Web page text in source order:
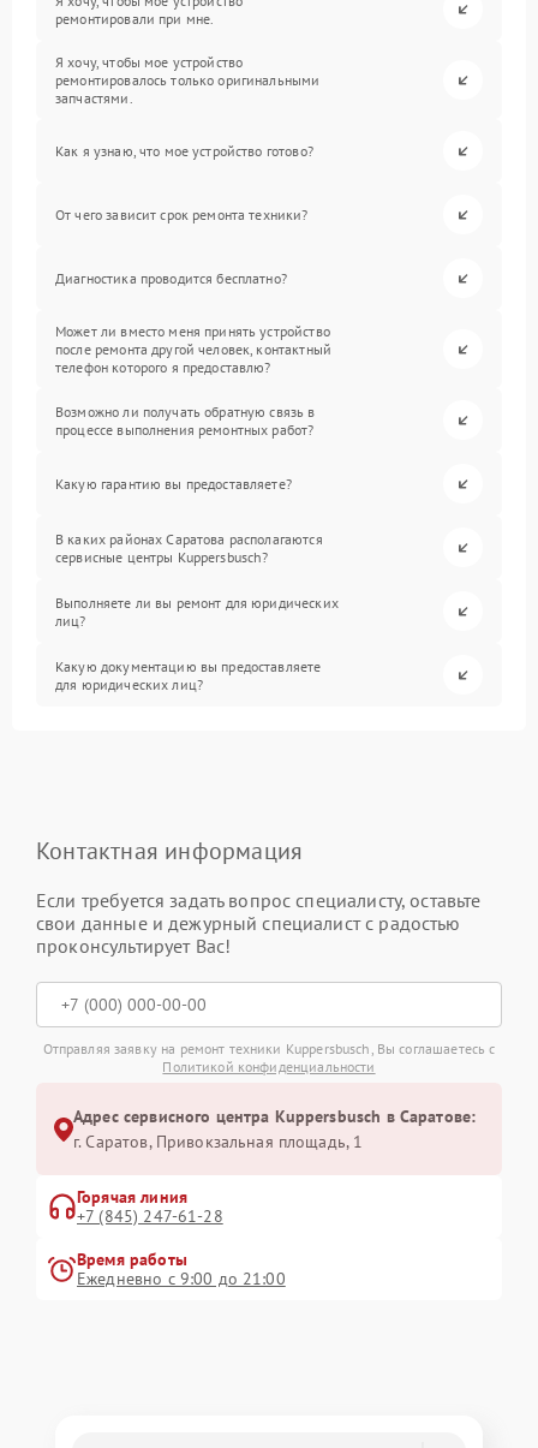
ремонтировали при мне.
Я хочу, чтобы мое устройство
ремонтировалось только оригинальными
запчастями.
Как я узнаю, что мое устройство готово?
От чего зависит срок ремонта техники?
Диагностика проводится бесплатно?
Может ли вместо меня принять устройство
после ремонта другой человек, контактный
телефон которого я предоставлю?
Возможно ли получать обратную связь в
процессе выполнения ремонтных работ?
Какую гарантию вы предоставляете?
В каких районах Саратова располагаются
сервисные центры Kuppersbusch?
Выполняете ли вы ремонт для юридических
лиц?
Какую документацию вы предоставляете
для юридических лиц?
Контактная информация
Если требуется задать вопрос специалисту, оставьте
свои данные и дежурный специалист с радостью
проконсультирует Вас!
Отправляя заявку на ремонт техники Kuppersbusch, Вы соглашаетесь с
Политикой конфиденциальности
Адрес сервисного центра Kuppersbusch в Саратове:
г. Саратов, Привокзальная площадь, 1
Горячая линия
+7 (845) 247-61-28
Время работы
Ежедневно с 9:00 до 21:00